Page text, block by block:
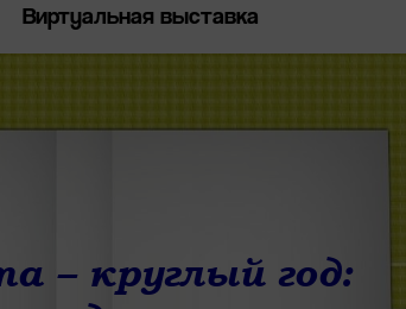
Виртуальная выставка